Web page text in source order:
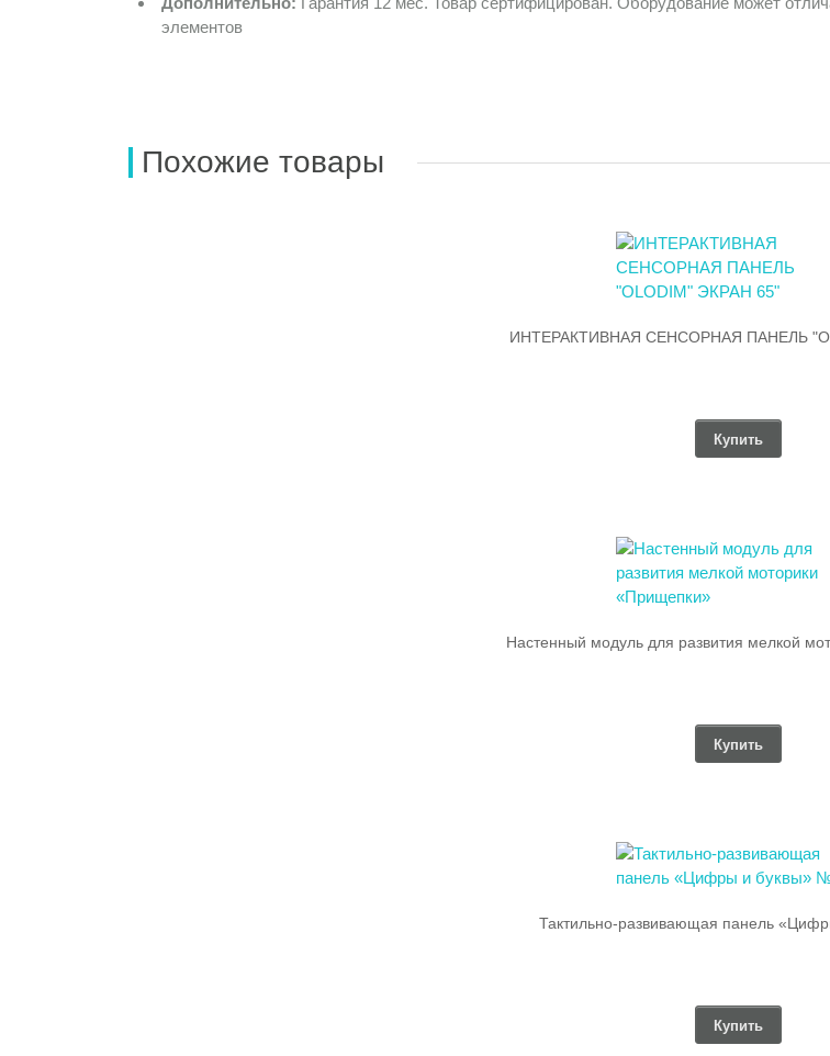
элементов
Похожие товары
ИНТЕРАКТИВНАЯ СЕНСОРНАЯ ПАНЕЛЬ
Купить
Настенный модуль для развития мелкой
Купить
Тактильно-развивающая панель
Купить